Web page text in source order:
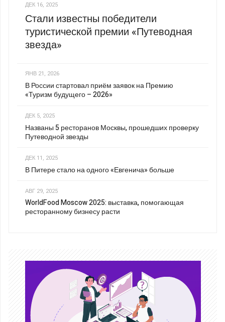
ДЕК 16, 2025
Стали известны победители
туристической премии «Путеводная
звезда»
ЯНВ 21, 2026
В России стартовал приём заявок на Премию
«Туризм будущего – 2026»
ДЕК 5, 2025
Названы 5 ресторанов Москвы, прошедших проверку
Путеводной звезды
ДЕК 11, 2025
В Питере стало на одного «Евгенича» больше
АВГ 29, 2025
WorldFood Moscow 2025: выставка, помогающая
ресторанному бизнесу расти